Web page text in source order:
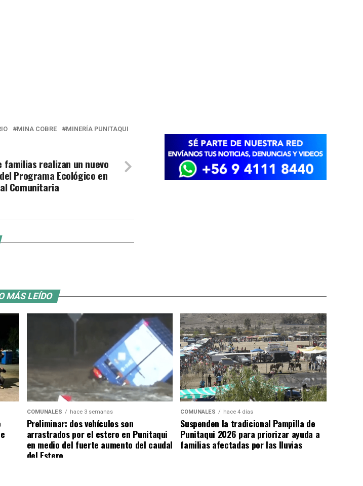
MINA COBRE MINERÍA PUNITAQUI
familias realizan un nuevo
Programa Ecológico en
Comunitaria
MÁS LEÍDO
COMUNALES hace 3 semanas
Preliminar: dos vehículos son
arrastrados por el estero en Punitaqui
en medio del fuerte aumento del caudal
del Estero
COMUNALES hace 4 días
Suspenden la tradicional Pampilla de
Punitaqui 2026 para priorizar ayuda a
familias afectadas por las lluvias